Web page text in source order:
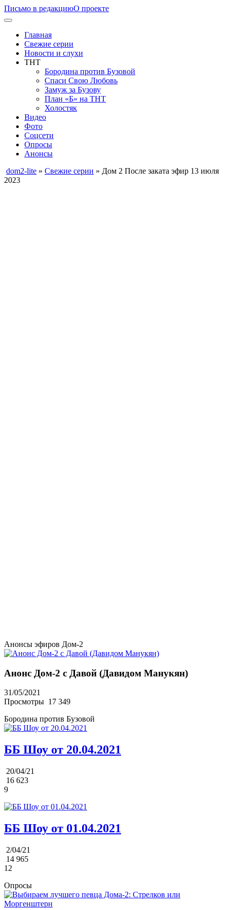
Письмо в редакциюО проекте
Главная
Свежие серии
Новости и слухи
ТНТ
Бородина против Бузовой
Спаси Свою Любовь
Замуж за Бузову
План «Б» на ТНТ
Холостяк
Видео
Фото
Соцсети
Опросы
Анонсы
dom2-lite » Свежие серии » Дом 2 После заката эфир 13 июля
2023
Анонсы эфиров Дом-2
Анонс Дом-2 с Давой (Давидом Манукян)
31/05/2021
Просмотры 17 349
Бородина против Бузовой
ББ Шоу от 20.04.2021
20/04/21
16 623
9
ББ Шоу от 01.04.2021
2/04/21
14 965
12
Опросы